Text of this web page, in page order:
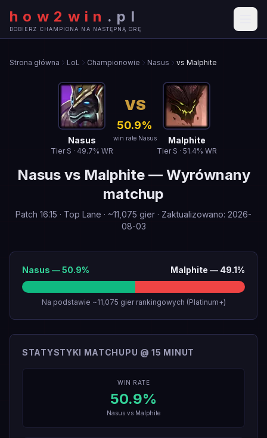
how2win . pl
DOBIERZ CHAMPIONA NA NASTĘPNĄ GRĘ
Strona główna LoL Championowie Nasus vs Malphite
Nasus
Tier S · 49.7% WR
VS
50.9%
win rate Nasus Malphite
Tier S · 51.4% WR
Nasusvs Malphite— Wyrównany
matchup
Patch 16.15 · Top Lane · ~11,075 gier · Zaktualizowano: 2026-
08-03
Nasus —50.9% Malphite — 49.1%
Na podstawie ~11,075 gier rankingowych (Platinum+)
STATYSTYKI MATCHUPU @ 15 MINUT
WIN RATE
50.9%
Nasus vs Malphite